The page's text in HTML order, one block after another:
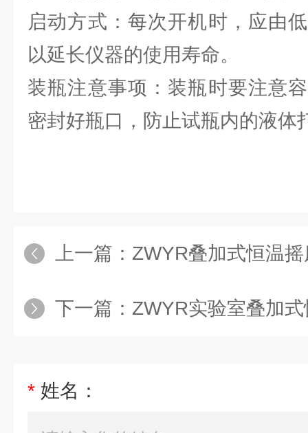
启动方式：每次开机时，应由
以延长仪器的使用寿命。
装瓶注意事项：装瓶时要注意
密封好瓶口，防止试瓶内的液体
上一篇： ZWYR叠加式恒温
下一篇： ZWYR实验室叠加
* 姓名：